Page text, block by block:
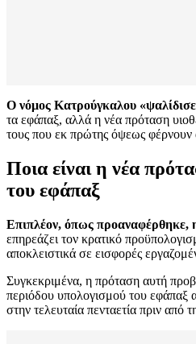
Ο νόμος Κατρούγκαλου
τα εφάπαξ, αλλά η νέα πρόταση
τους που εκ πρώτης όψεως φέρνουν
Ποια είναι η νέα
του εφάπαξ
Επιπλέον, όπως προαναφέρθηκε,
επηρεάζει τον κρατικό
αποκλειστικά σε εισφορές
Συγκεκριμένα, η πρόταση αυτή
περιόδου υπολογισμού του εφάπαξ
στην τελευταία πενταετία πριν από